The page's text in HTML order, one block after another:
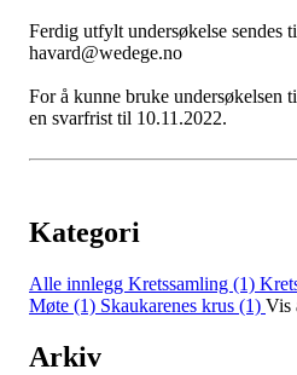
Ferdig utfylt undersøkelse sendes
havard@wedege.no
For å kunne bruke undersøkelsen
en svarfrist til 10.11.2022.
Kategori
Alle innlegg Kretssamling (1)
Møte (1) Skaukarenes krus (1) Vis
Arkiv